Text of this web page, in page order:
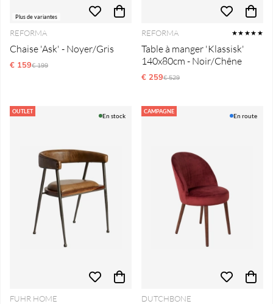
Plus de variantes
REFORMA
Chaise 'Ask' - Noyer/Gris
€ 159Prix régulier:
€ 199
REFORMA ★★★★★
Table à manger 'Klassisk'
140x80cm - Noir/Chêne
€ 259Prix régulier:
€ 529
OUTLET
En stock
FUHR HOME
CAMPAGNE
En route
DUTCHBONE